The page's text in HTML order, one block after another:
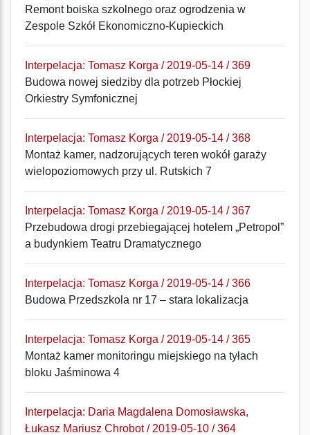
Remont boiska szkolnego oraz ogrodzenia w
Zespole Szkół Ekonomiczno-Kupieckich
Interpelacja: Tomasz Korga / 2019-05-14 / 369
Budowa nowej siedziby dla potrzeb Płockiej
Orkiestry Symfonicznej
Interpelacja: Tomasz Korga / 2019-05-14 / 368
Montaż kamer, nadzorujących teren wokół garaży
wielopoziomowych przy ul. Rutskich 7
Interpelacja: Tomasz Korga / 2019-05-14 / 367
Przebudowa drogi przebiegającej hotelem „Petropol”
a budynkiem Teatru Dramatycznego
Interpelacja: Tomasz Korga / 2019-05-14 / 366
Budowa Przedszkola nr 17 – stara lokalizacja
Interpelacja: Tomasz Korga / 2019-05-14 / 365
Montaż kamer monitoringu miejskiego na tyłach
bloku Jaśminowa 4
Interpelacja: Daria Magdalena Domosławska,
Łukasz Mariusz Chrobot / 2019-05-10 / 364